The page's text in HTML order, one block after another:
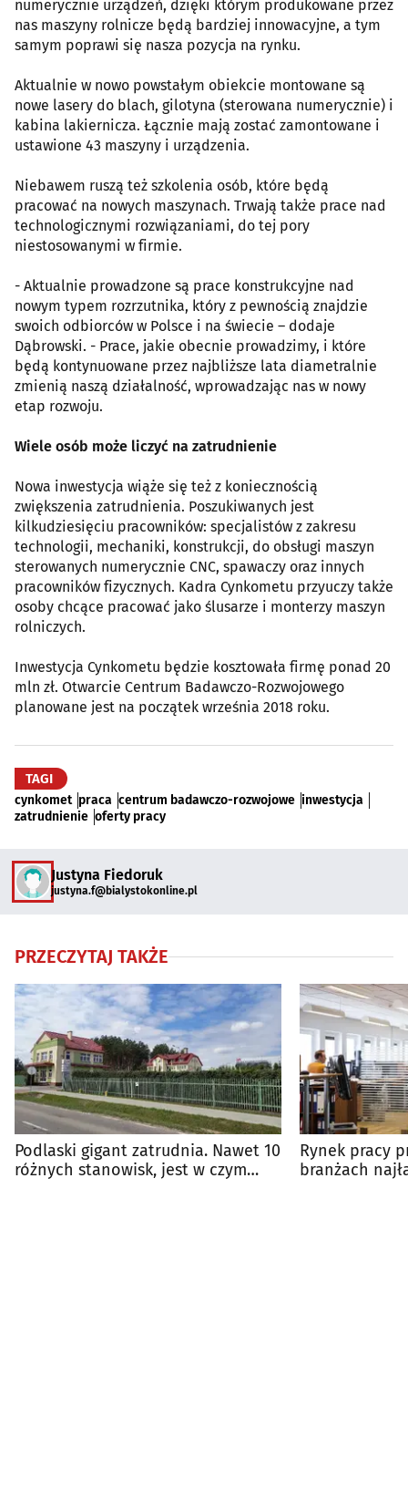
numerycznie urządzeń, dzięki którym produkowane przez
nas maszyny rolnicze będą bardziej innowacyjne, a tym
samym poprawi się nasza pozycja na rynku.
Aktualnie w nowo powstałym obiekcie montowane są
nowe lasery do blach, gilotyna (sterowana numerycznie) i
kabina lakiernicza. Łącznie mają zostać zamontowane i
ustawione 43 maszyny i urządzenia.
Niebawem ruszą też szkolenia osób, które będą
pracować na nowych maszynach. Trwają także prace nad
technologicznymi rozwiązaniami, do tej pory
niestosowanymi w firmie.
- Aktualnie prowadzone są prace konstrukcyjne nad
nowym typem rozrzutnika, który z pewnością znajdzie
swoich odbiorców w Polsce i na świecie – dodaje
Dąbrowski. - Prace, jakie obecnie prowadzimy, i które
będą kontynuowane przez najbliższe lata diametralnie
zmienią naszą działalność, wprowadzając nas w nowy
etap rozwoju.
Wiele osób może liczyć na zatrudnienie
Nowa inwestycja wiąże się też z koniecznością
zwiększenia zatrudnienia. Poszukiwanych jest
kilkudziesięciu pracowników: specjalistów z zakresu
technologii, mechaniki, konstrukcji, do obsługi maszyn
sterowanych numerycznie CNC, spawaczy oraz innych
pracowników fizycznych. Kadra Cynkometu przyuczy także
osoby chcące pracować jako ślusarze i monterzy maszyn
rolniczych.
Inwestycja Cynkometu będzie kosztowała firmę ponad 20
mln zł. Otwarcie Centrum Badawczo-Rozwojowego
planowane jest na początek września 2018 roku.
TAGI
cynkomet praca centrum badawczo-rozwojowe inwestycja
zatrudnienie oferty pracy
Justyna Fiedoruk
justyna.f@bialystokonline.pl
PRZECZYTAJ TAKŻE
Podlaski gigant zatrudnia. Nawet 10
różnych stanowisk, jest w czym
Rynek pracy
branżach